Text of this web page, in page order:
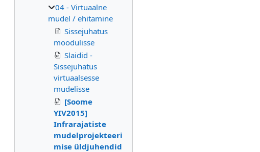
04 - Virtuaalne
mudel / ehitamine
Sissejuhatus
moodulisse
Slaidid -
Sissejuhatus
virtuaalsesse
mudelisse
[Soome
YIV2015]
Infrarajatiste
mudelprojekteeri
mise üldjuhendid